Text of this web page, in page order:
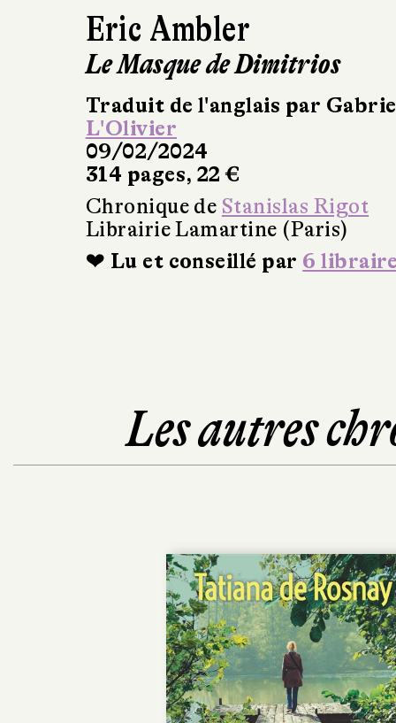
Eric Ambler
Le Masque de Dimitrios
Traduit de l'anglais par
L'Olivier
09/02/2024
314 pages, 22 €
Chronique de Stanislas Rigot
Librairie Lamartine (Paris)
❤ Lu et conseillé par 6
Les autres